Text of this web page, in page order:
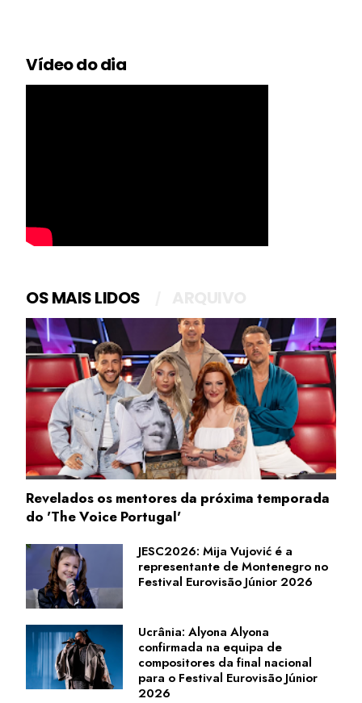
Vídeo do dia
OS MAIS LIDOS
Revelados os mentores da próxima temporada
do 'The Voice Portugal'
JESC2026: Mija Vujović é a
representante de Montenegro no
Festival Eurovisão Júnior 2026
Ucrânia: Alyona Alyona
confirmada na equipa de
compositores da final nacional
para o Festival Eurovisão Júnior
2026